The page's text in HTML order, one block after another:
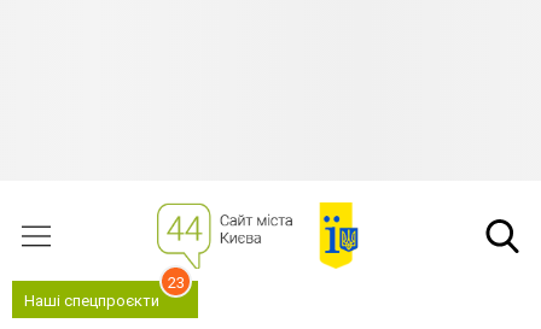
Наші спецпроєкти
23